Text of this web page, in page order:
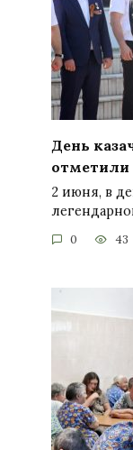
День
отметили
2 июня, в
0 43